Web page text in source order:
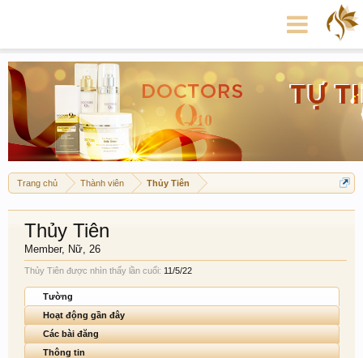
Trang chủ Thành viên Thủy Tiên
Thủy Tiên
Member, Nữ, 26
Thủy Tiên được nhìn thấy lần cuối: 11/5/22
Tường
Hoạt động gần đây
Các bài đăng
Thông tin